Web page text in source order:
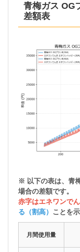
青梅ガス OG
差額表
※ 以下の表は、青
場合の差額です。
赤字はエネワンで
る（割高） ことを
月間使用量